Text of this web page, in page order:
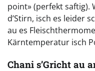
point» (perfekt saftig).
d’Stirn, isch es leider
au es
Kärntemperatur isch
Chani s’Gricht au